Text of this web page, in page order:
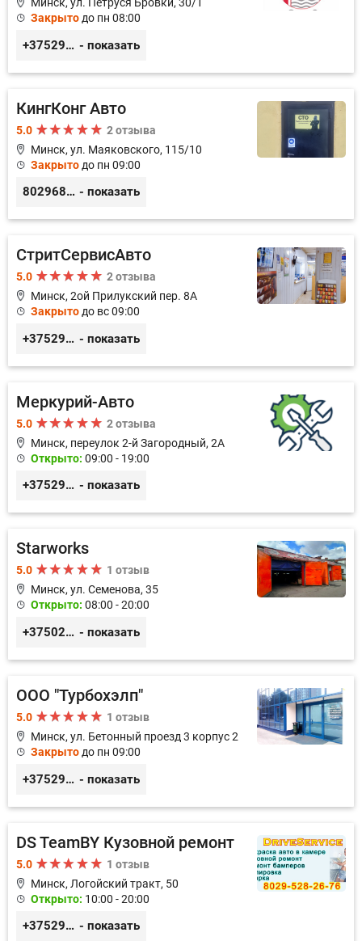
Минск, ул. Петруся Бровки, 30/1
Закрытодо пн 08:00
+375291125312 - показать
КингКонг Авто
5.0
2 отзыва
Минск, ул. Маяковского, 115/10
Закрыто до пн 09:00
80296807878 - показать
СтритСервисАвто
5.0
2 отзыва
Минск, 2ой Прилукский пер. 8А
Закрытодо вс 09:00
+375293366992 - показать
Меркурий-Авто
5.0
2 отзыва
Минск, переулок 2-й Загородный, 2А
Открыто: 09:00 - 19:00
+375291151118 - показать
Starworks
5.0
1 отзыв
Минск, ул. Семенова, 35
Открыто: 08:00 - 20:00
+3750293275198 - показать
ООО "Турбохэлп"
5.0
1 отзыв
Минск, ул. Бетонный проезд 3 корпус 2
Закрыто до пн 09:00
+375293230305 - показать
DS TeamBY Кузовной ремонт
5.0
1 отзыв
Минск, Логойский тракт, 50
Открыто: 10:00 - 20:00
+375295282676 - показать